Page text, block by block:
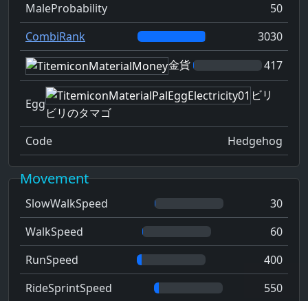
MaleProbability
50
CombiRank
3030
金貨
417
Egg
ビリ
ビリのタマゴ
Code
Hedgehog
Movement
SlowWalkSpeed
30
WalkSpeed
60
RunSpeed
400
RideSprintSpeed
550